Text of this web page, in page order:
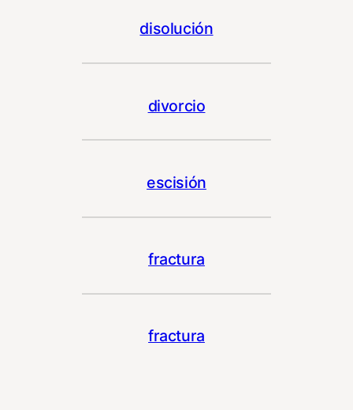
disolución
divorcio
escisión
fractura
fractura